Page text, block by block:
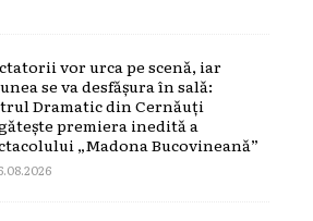
vor urca pe scenă, iar
se va desfășura în sală:
Dramatic din Cernăuți
premiera inedită a
„Madona Bucovineană”